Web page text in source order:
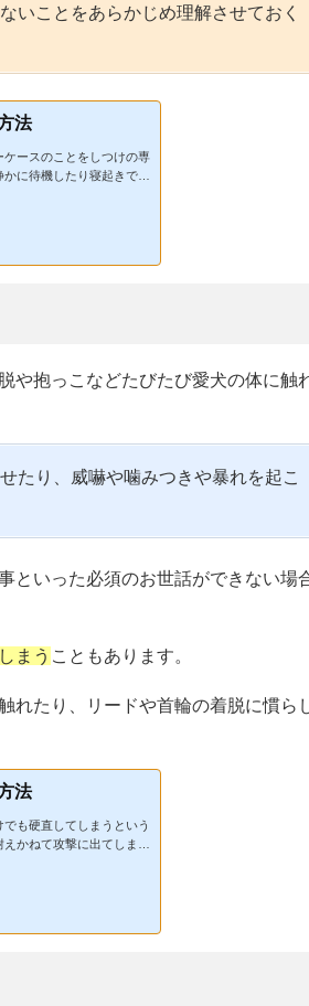
いことをあらかじめ理解させておく
法
ースのことをしつけの専
に待機したり寝起きでき
、以下のポイントをおさ
て教える成犬には危険な
や抱っこなどたびたび愛犬の体に触
たり、威嚇や噛みつきや暴れを起こ
といった必須のお世話ができない場
まう こともあります。
れたり、リードや首輪の着脱に慣ら
法
も硬直してしまうという
かねて攻撃に出てしまう
子犬だけいろんな人を観
に触ってもらう触っても